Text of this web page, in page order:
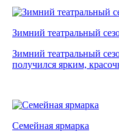
Зимний театральный
Зимний театральный
получился ярким,
Семейная ярмарка